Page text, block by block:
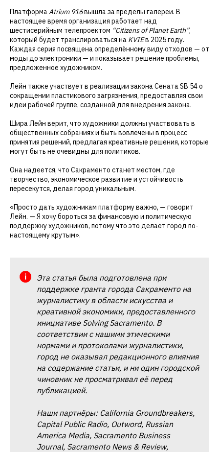
Платформа Atrium 916вышла за пределы галереи. В
настоящее время организация работает над
шестисерийным телепроектом “Citizens of Planet Earth”,
который будет транслироваться на KVIEв 2025 году.
Каждая серия посвящена определённому виду отходов — от
моды до электроники — и показывает решение проблемы,
предложенное художником.
Лейн также участвует в реализации закона Сената SB 54 о
сокращении пластикового загрязнения, предоставляя свои
идеи рабочей группе, созданной для внедрения закона.
Шира Лейн верит, что художники должны участвовать в
общественных собраниях и быть вовлечены в процесс
принятия решений, предлагая креативные решения, которые
могут быть не очевидны для политиков.
Она надеется, что Сакраменто станет местом, где
творчество, экономическое развитие и устойчивость
пересекутся, делая город уникальным.
«Просто дать художникам платформу важно, — говорит
Лейн. — Я хочу бороться за финансовую и политическую
поддержку художников, потому что это делает город по-
настоящему крутым».
Эта статья была подготовлена при
поддержке гранта города Сакраменто на
журналистику в области искусства и
креативной экономики, предоставленного
инициативе Solving Sacramento. В
соответствии с нашими этическими
нормами и протоколами журналистики,
город не оказывал редакционного влияния
на содержание статьи, и ни один городской
чиновник не просматривал её перед
публикацией.
Наши партнёры: California Groundbreakers,
Capital Public Radio, Outword, Russian
America Media, Sacramento Business
Journal, Sacramento News & Review,